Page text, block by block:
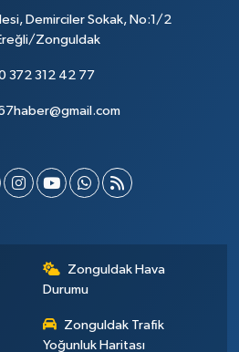
Demirciler Sokak, No:1/2
Zonguldak
372 312 42 77
Zonguldak Hava
Durumu
Zonguldak Trafik
Yoğunluk Haritası